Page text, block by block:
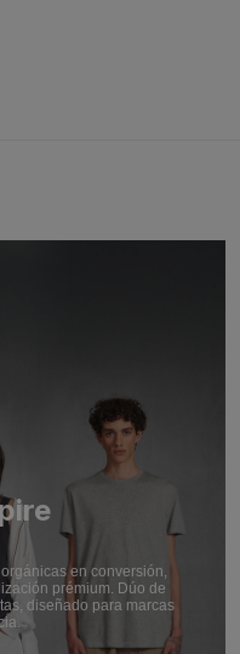
en conversión,
prémium. Dúo de
diseñado para marcas